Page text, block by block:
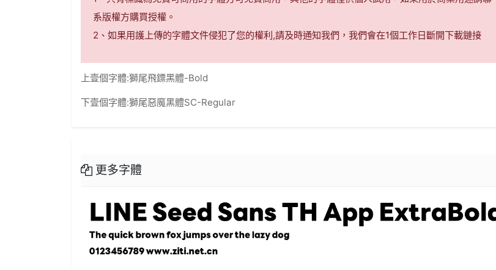
系版權方購買授權。
2、如果用護上傳的字體文件侵犯了您的權利,請及時通知我們，我們會在1個工作日斷開下載鏈接
上壹個字體:獅尾飛鏢黑體-Bold
下壹個字體:獅尾惡魔黑體SC-Regular
更多字體